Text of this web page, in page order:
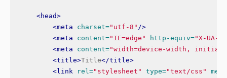
<head>
<meta
charset="utf-8" />
<meta
content="IE=edge" http-equiv="X-UA-
<meta
content="width=device-width, initial-
<title>Title</title>
<link
rel="stylesheet" type="text/css"